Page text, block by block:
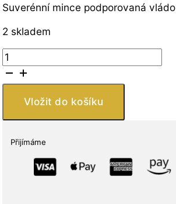
Suverénní mince podporovaná
2 skladem
Private
Mint
Tokelau
(Hahave)
Vložit do košíku
Přijímáme